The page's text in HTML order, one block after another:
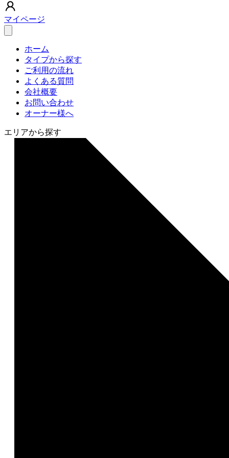
マイページ
ホーム
タイプから探す
ご利用の流れ
よくある質問
会社概要
お問い合わせ
オーナー様へ
エリアから探す